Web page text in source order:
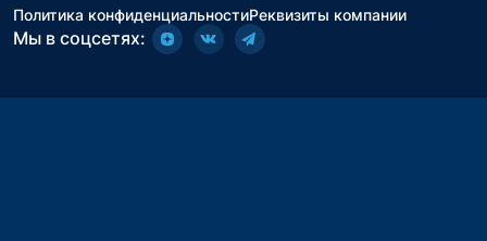
Политика конфиденциальностиРеквизиты компании
Мы в соцсетях: